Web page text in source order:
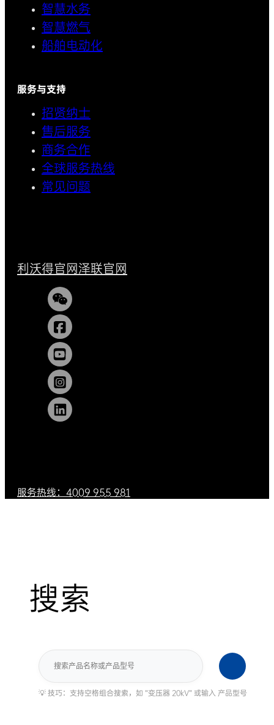
智慧水务
智慧燃气
船舶电动化
服务与支持
招贤纳士
售后服务
商务合作
全球服务热线
常见问题
利沃得官网泽联官网
服务热线：4009 955 981
搜索